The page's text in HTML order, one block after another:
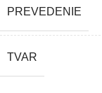
PREVEDENIE
TVAR